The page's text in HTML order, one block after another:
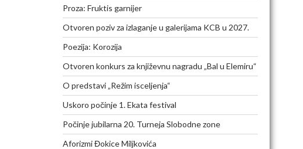
Proza: Fruktis garnijer
Otvoren poziv za izlaganje u galerijama KCB u 2027.
Poezija: Korozija
Otvoren konkurs za književnu nagradu „Bal u Elemiru“
O predstavi „Režim isceljenja“
Uskoro počinje 1. Ekata festival
Počinje jubilarna 20. Turneja Slobodne zone
Aforizmi Đokice Miljkovića